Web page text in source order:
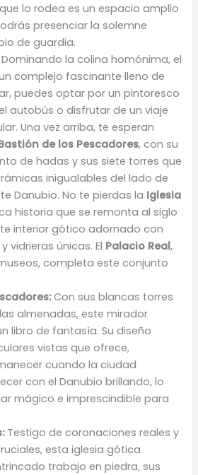
lo rodea es un espacio amplio
presenciar la solemne
de guardia.
la colina homónima, el
complejo fascinante lleno de
puedes optar por un pintoresco
autobús o disfrutar de un viaje
Una vez arriba, te esperan
de los Pescadores, con su
de hadas y sus siete torres que
inigualables del lado de
Danubio. No te pierdas la Iglesia
historia que se remonta al siglo
interior gótico adornado con
vidrieras únicas. El Palacio Real,
completa este conjunto
Con sus blancas torres
almenadas, este mirador
libro de fantasía. Su diseño
vistas que ofrece,
cuando la ciudad
con el Danubio brillando, lo
mágico e imprescindible para
Testigo de coronaciones reales y
esta iglesia gótica
trabajo en piedra, sus